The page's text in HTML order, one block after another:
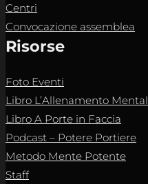
Centri
Convocazione assemblea
Risorse
Foto Eventi
Libro L’Allenamento
Libro A Porte in Faccia
Podcast – Potere Portiere
Metodo Mente Potente
Staff